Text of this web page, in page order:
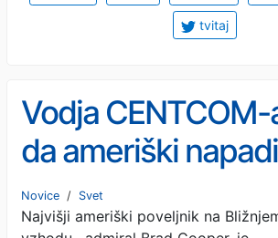
tvitaj
Vodja
da ameriški
okolici Hormuške
»niso več
Novice / Svet
Najvišji ameriški poveljnik na